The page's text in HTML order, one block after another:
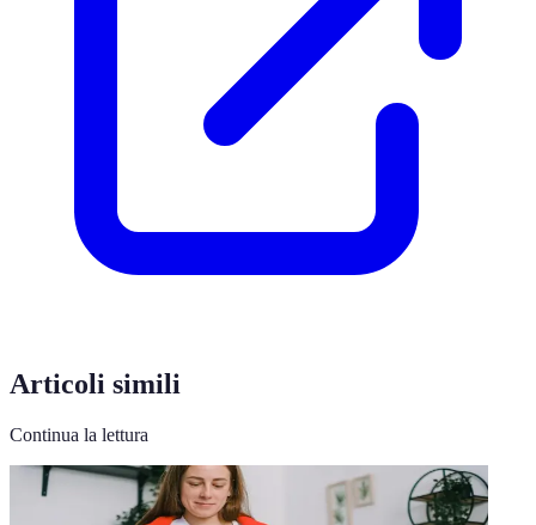
Articoli simili
Continua la lettura